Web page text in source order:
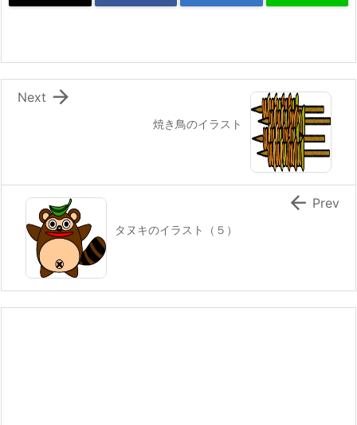
焼き鳥のイラスト

Next
タヌキのイラスト（５）
 Prev